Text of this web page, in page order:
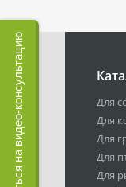
Для
Для
Для
Для
Для
Записаться на видео-консультацию